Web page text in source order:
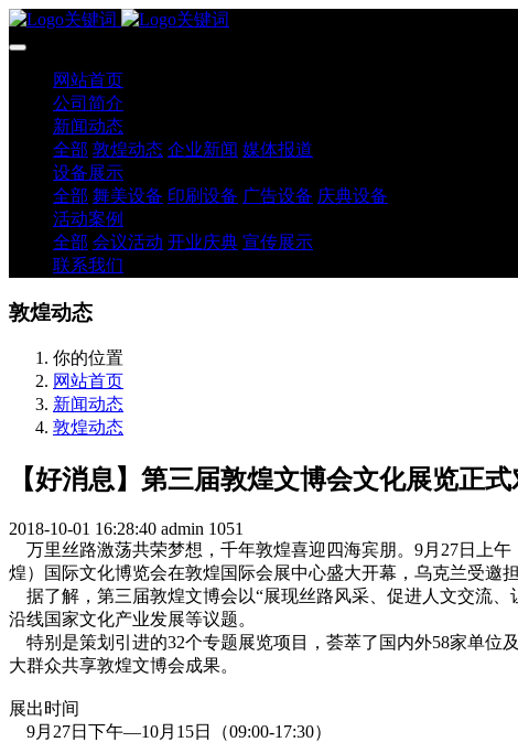
网站首页
公司简介
新闻动态
全部 敦煌动态 企业新闻 媒体报道
设备展示
全部 舞美设备 印刷设备 广告设备 庆典设备
活动案例
全部 会议活动 开业庆典 宣传展示
联系我们
敦煌动态
你的位置
网站首页
新闻动态
敦煌动态
【好消息】第三届敦煌文博会文化展览正
2018-10-01 16:28:40 admin 1051
万里丝路激荡共荣梦想，千年敦煌喜迎四海宾朋。9月27日上
煌）国际文化博览会在敦煌国际会展中心盛大开幕，乌克兰受邀
据了解，第三届敦煌文博会以“展现丝路风采、促进人文交流、
沿线国家文化产业发展等议题。
特别是策划引进的32个专题展览项目，荟萃了国内外58家单位
大群众共享敦煌文博会成果。
展出时间
9月27日下午—10月15日（09:00-17:30）